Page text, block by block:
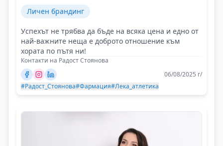
Личен брандинг
Успехът не трябва да бъде на всяка цена и едно от
най-важните неща е доброто отношение към
хората по пътя ни!
Контакти на Радост Стоянова
06/08/2025 г/
#Радост_Стоянова#Фармация#Лека_атлетика